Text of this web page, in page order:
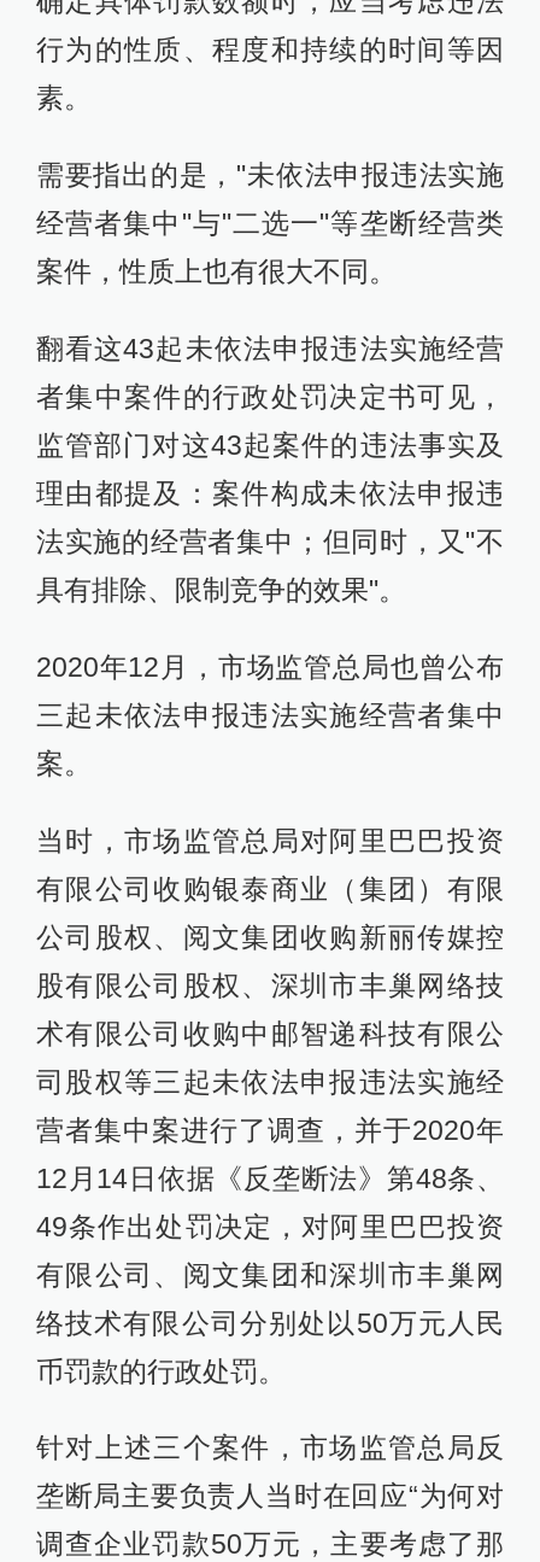
行为的性质、程度和持续的时间等因
素。
需要指出的是，"未依法申报违法实施
经营者集中"与"二选一"等垄断经营类
案件，性质上也有很大不同。
翻看这43起未依法申报违法实施经营
者集中案件的行政处罚决定书可见，
监管部门对这43起案件的违法事实及
理由都提及：案件构成未依法申报违
法实施的经营者集中；但同时，又"不
具有排除、限制竞争的效果"。
2020年12月，市场监管总局也曾公布
三起未依法申报违法实施经营者集中
案。
当时，市场监管总局对阿里巴巴投资
有限公司收购银泰商业（集团）有限
公司股权、阅文集团收购新丽传媒控
股有限公司股权、深圳市丰巢网络技
术有限公司收购中邮智递科技有限公
司股权等三起未依法申报违法实施经
营者集中案进行了调查，并于2020年
12月14日依据《反垄断法》第48条、
49条作出处罚决定，对阿里巴巴投资
有限公司、阅文集团和深圳市丰巢网
络技术有限公司分别处以50万元人民
币罚款的行政处罚。
针对上述三个案件，市场监管总局反
垄断局主要负责人当时在回应“为何对
调查企业罚款50万元，主要考虑了那